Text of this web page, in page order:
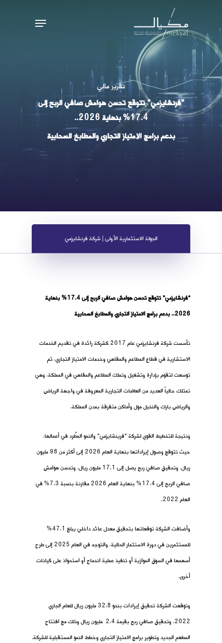
main
content
Menu
تقرير مالي
“فرنشايزمي” تتوقع تحسن هوامش صافي الربح إلى
17.4% بنهاية 2026..
بدعم برامج الامتياز التجاري والمطابخ السحابية
الجولة الاستثمارية الأولى | شركة فرنشايزمي
“فرنشايزمي” تتوقع تحسن هوامش صافي الربح إلى 17.4% بنهاية
2026.. بدعم برامج الامتياز التجاري والمطابخ السحابية
تأسست شركة فرنشايزمي عام 2017 كشركة رائدة في تقديم الخدمات
الاستشارية في قطاع المطاعم والمقاهي وخدمات الامتياز التجاري، ثم
توسعت لتقوم بإدارة وتشغيل وتملك المطاعم والمقاهي في المملكة، وهي
تمتلك حالياً العديد من العلامات التجارية المعروفة في واجهة الرياض
والرياض بارك والنخيل مول وأماكن متفرقة بمدن المملكة.
ونتيجة للتخطيط القوي لشركة “فرينشايزمي” والنمو المطَّرد في أعمالها،
حيث تتوقع وصول إيراداتها بنهاية العام 2026 إلى أكثر من 98 مليون
ريال، وتحقيق صافي ربح يصل إلى 17.1 مليون ريال. وتحسن هوامش
صافي الربح إلى 17.4% بنهاية العام 2026 مقارنة بنسبة 7.3% في
العام 2022.
وأضافت الشركة توقعاتها بتحقيق معدل عائد داخلي يبلغ 47.1%
للمستثمرين في دورة الاستثمار الحالية، والتوجه في العام 2025 إلى طرح
أسهمها في السوق الموازية أو تنفيذ عملية اندماج أو استحواذ على كيانات
أخرى.
وتوقعت الشركة تحقيق إيرادات بنحو 32.8 مليون ريال للعام الجاري
2022، وتحقيق صافي ربح بقيمة 2.4 مليون ريال وذلك مع افتتاح
المطعم الجديد وتطوير برامج الامتياز التجاري وخطط النمو المستقبلية للشركة.